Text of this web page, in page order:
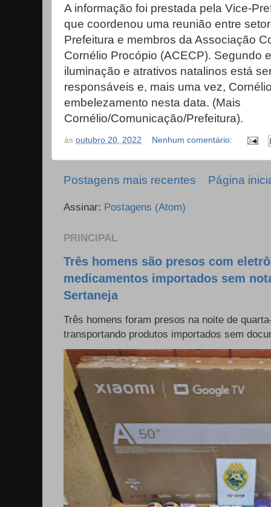
A informação foi prestada pela Vice-
que coordenou uma reunião entre
Prefeitura e membros da Associação
Cornélio Procópio (ACECP). Segundo
iluminação e atrativos natalinos está
responsáveis e, mais uma vez,
embelezamento nesta data. (Mais
Cornélio/Comunicação/Prefeitura).
às outubro 20, 2022 Nenhum comentário:
Postagens mais recentes Página
Assinar: Postagens (Atom)
PRINCIPAL
Três homens são presos com
medicamentos importados sem
Sertaneja
Três homens foram presos na noite de
transportando produtos importados sem